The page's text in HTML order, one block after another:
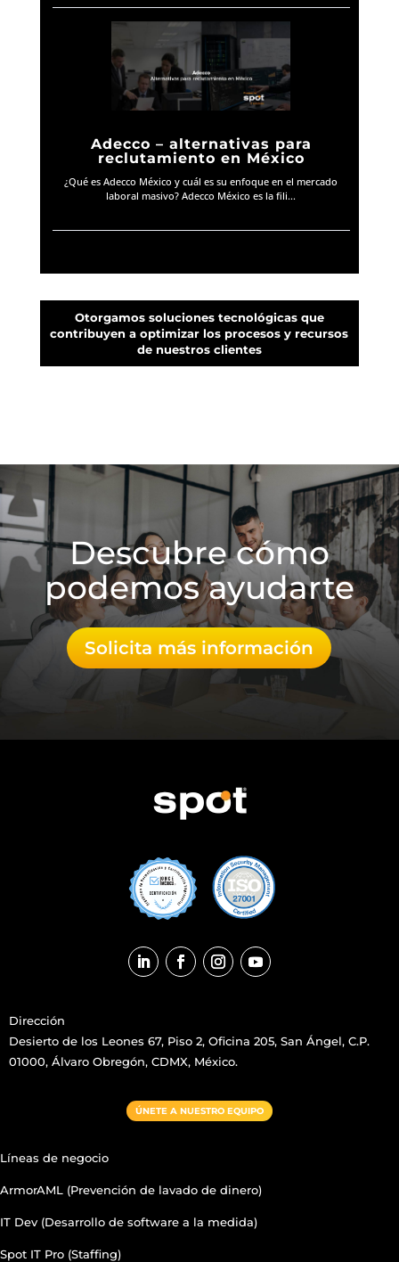
Adecco – alternativas para
reclutamiento en México
¿Qué es Adecco México y cuál es su enfoque en el mercado
laboral masivo? Adecco México es la fili...
Otorgamos soluciones tecnológicas que
contribuyen a optimizar los procesos y recursos
de nuestros clientes
Descubre cómo
podemos ayudarte
Solicita más información
Dirección
Desierto de los Leones 67, Piso 2, Oficina 205, San Ángel, C.P.
01000, Álvaro Obregón, CDMX, México.
ÚNETE A NUESTRO EQUIPO
Líneas de negocio
ArmorAML (Prevención de lavado de dinero)
IT Dev (Desarrollo de software a la medida)
Spot IT Pro (Staffing)